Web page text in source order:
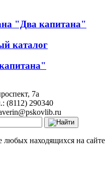
"Два капитана"
каталог
7a
(8112) 290340
любых находящихся на